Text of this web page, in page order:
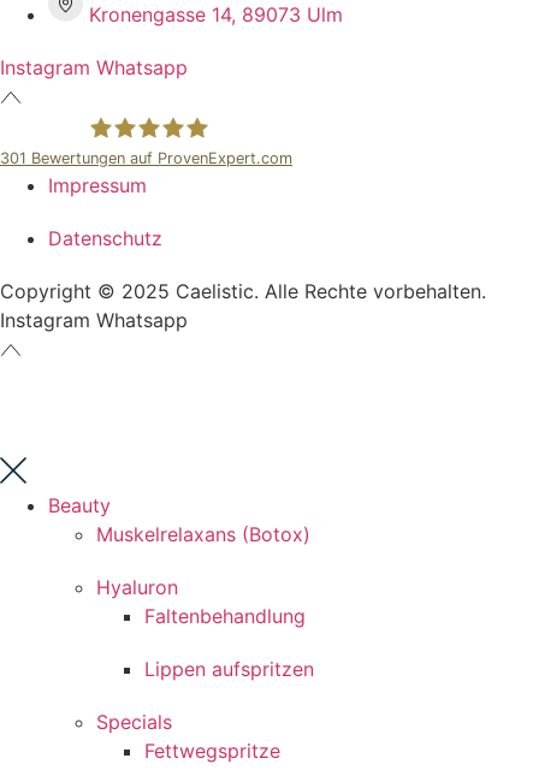
Kronengasse 14, 89073 Ulm
Instagram Whatsapp
Caelistic
301 Bewertungen auf ProvenExpert.com
Impressum
Datenschutz
Copyright © 2025 Caelistic. Alle Rechte vorbehalten.
Instagram Whatsapp
Beauty
Muskelrelaxans (Botox)
Hyaluron
Faltenbehandlung
Lippen aufspritzen
Specials
Fettwegspritze